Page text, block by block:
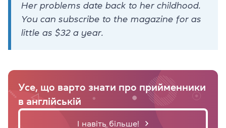
Her problems date back to her childhood.
You can subscribe to the magazine for as
little as $32 a year.
Усе, що варто знати про прийменники
в англійській
І навіть більше!